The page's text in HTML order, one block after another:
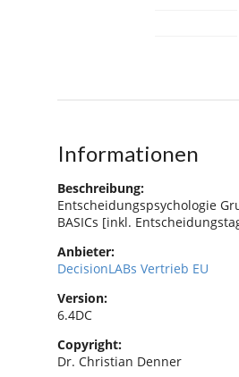
Informationen
Beschreibung:
Entscheidungspsychologie
BASICs [inkl.
Anbieter:
DecisionLABs Vertrieb EU
Version:
6.4DC
Copyright:
Dr. Christian Denner